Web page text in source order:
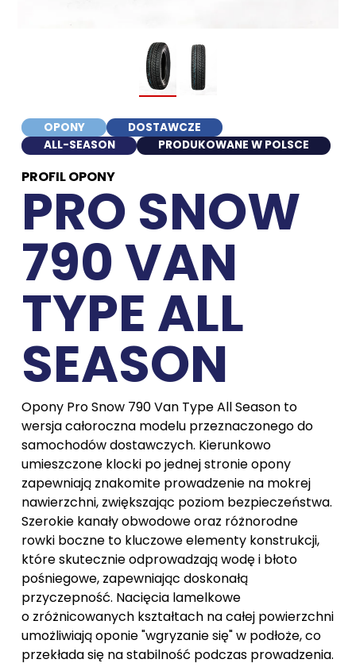
OPONY
DOSTAWCZE
ALL-SEASON
PRODUKOWANE W POLSCE
PROFIL OPONY
PRO SNOW
790 VAN
TYPE ALL
SEASON
Opony Pro Snow 790 Van Type All Season to
wersja całoroczna modelu przeznaczonego do
samochodów dostawczych. Kierunkowo
umieszczone klocki po jednej stronie opony
zapewniają znakomite prowadzenie na mokrej
nawierzchni, zwiększając poziom bezpieczeństwa.
Szerokie kanały obwodowe oraz różnorodne
rowki boczne to kluczowe elementy konstrukcji,
które skutecznie odprowadzają wodę i błoto
pośniegowe, zapewniając doskonałą
przyczepność. Nacięcia lamelkowe
o zróżnicowanych kształtach na całej powierzchni
umożliwiają oponie "wgryzanie się" w podłoże, co
przekłada się na stabilność podczas prowadzenia.